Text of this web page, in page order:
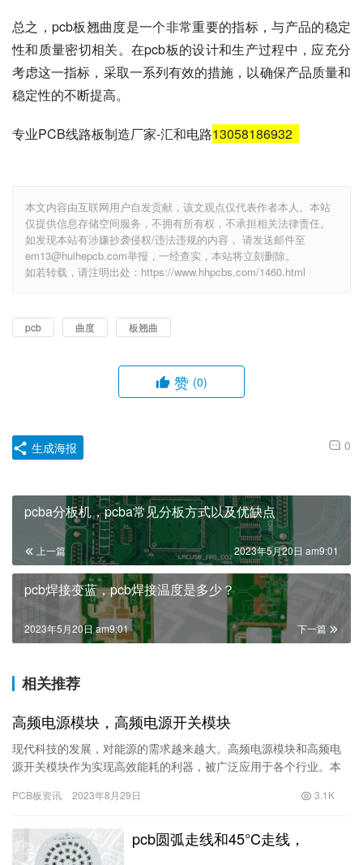
总之，pcb板翘曲度是一个非常重要的指标，与产品的稳定
性和质量密切相关。在pcb板的设计和生产过程中，应充分
考虑这一指标，采取一系列有效的措施，以确保产品质量和
稳定性的不断提高。
专业PCB线路板制造厂家-汇和电路13058186932
本文内容由互联网用户自发贡献，该文观点仅代表作者本人。本站
仅提供信息存储空间服务，不拥有所有权，不承担相关法律责任。
如发现本站有涉嫌抄袭侵权/违法违规的内容， 请发送邮件至
em13@huihepcb.com举报，一经查实，本站将立刻删除。
如若转载，请注明出处：https://www.hhpcbs.com/1460.html
pcb 曲度 板翘曲
赞 (0)
0
生成海报
pcba分板机，pcba常见分板方式以及优缺点
上一篇 2023年5月20日 am9:01
pcb焊接变蓝，pcb焊接温度是多少？
下一篇
2023年5月20日 am9:01
相关推荐
高频电源模块，高频电源开关模块
现代科技的发展，对能源的需求越来越大。高频电源模块和高频电
源开关模块作为实现高效能耗的利器，被广泛应用于各个行业。本
模块…
PCB板资讯 2023年8月29日 3.1K
pcb圆弧走线和45°C走线，